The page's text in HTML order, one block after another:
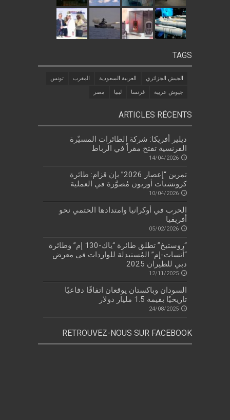
TAGS
الجيش الجزائري العربية السعودية المغرب تونس
جيوش عربية فرنسا ليبيا مصر
ARTICLES RÉCENTS
ديلير أفريكا: شركة الطائرات المسيّرة
الفرنسية تفتح مقراً في الرباط
14/04/2026
تمرين “إعصار 2026” بإن قزام: طائرة
كرونشتات أوريون مُصوَّرة في العملية
10/04/2026
الحرب في أوكرانيا وامتدادها الحتمي نحو
أفريقيا
05/02/2026
“روستيخ” تطلق طائرة “ياك-130 إم” وطائرة
“أنسات-إم” المُستبدلة للواردات في معرض
دبي للطيران 2025
12/11/2025
السودان وباكستان يوقعان اتفاقًا دفاعيًا
تاريخيًا بقيمة 1.5 مليار دولار
24/08/2025
RETROUVEZ-NOUS SUR FACEBOOK